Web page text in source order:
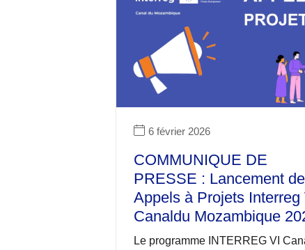
6 février 2026
COMMUNIQUE DE
PRESSE : Lancement
Appels à Projets Interreg
Canaldu Mozambique
Le programme INTERREG VI